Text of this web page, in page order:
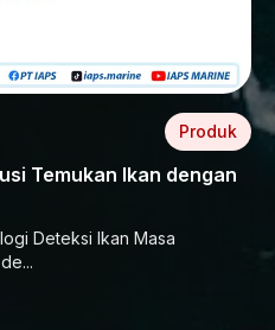
Produk
Temukan Ikan dengan
Deteksi Ikan Masa